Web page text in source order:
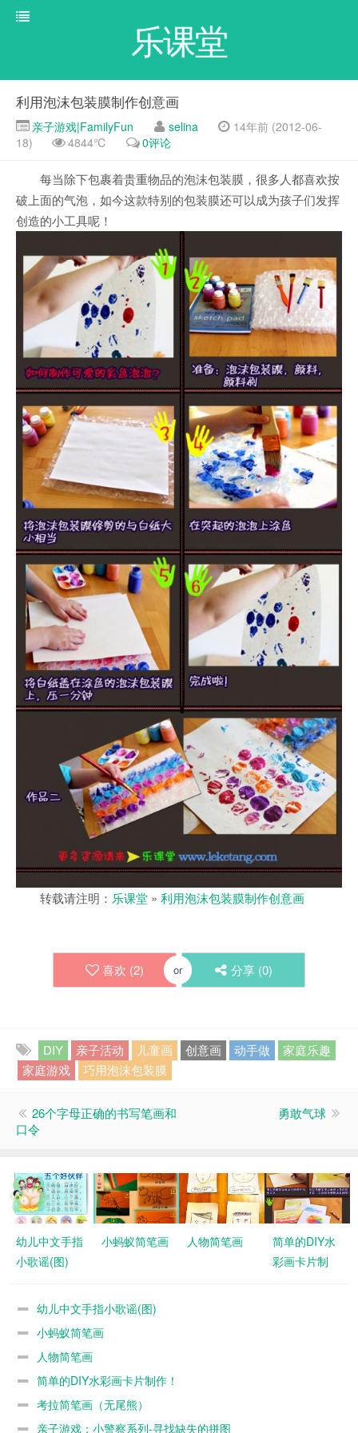
乐课堂
利用泡沫包装膜制作创意画
亲子游戏|FamilyFun selina
14年前 (2012-06-
18)
4844℃ 0评论
每当除下包裹着贵重物品的泡沫包装膜，很多人都喜欢按
破上面的气泡，如今这款特别的包装膜还可以成为孩子们发挥
创造的小工具呢！
转载请注明： 乐课堂 » 利用泡沫包装膜制作创意画
喜欢 (2) or 分享 (0)
DIY 亲子活动 儿童画 创意画 动手做
家庭乐趣
家庭游戏
巧用泡沫包装膜
26个字母正确的书写笔画和
口令
勇敢气球
幼儿中文手指
小歌谣(图)
小蚂蚁简笔画 人物简笔画
简单的DIY水
彩画卡片制
幼儿中文手指小歌谣(图)
小蚂蚁简笔画
人物简笔画
简单的DIY水彩画卡片制作！
考拉简笔画（无尾熊）
亲子游戏：小警察系列-寻找缺失的拼图